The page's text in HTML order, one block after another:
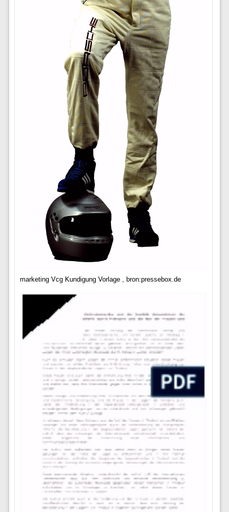
marketing Vcg Kundigung Vorlage , bron:pressebox.de